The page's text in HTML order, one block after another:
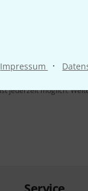
Impressum ·
dem Erhalt von E-
jederzeit möglich.